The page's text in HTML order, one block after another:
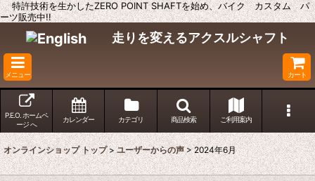
特許技術を生かしたZERO POINT SHAFTを始め、バイク カスタム パ
ーツ販売中!!
走りを変えるアクスルシャフト
メニュー カート
P.E.O. ホームペ
ージ へ
カレンダー カテゴリ 商品検索 ご利用案内
オンラインショップ トップ > ユーザーからの声 > 2024年6月